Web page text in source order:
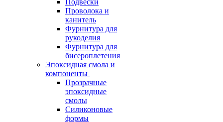
Подвески
Проволока и
канитель
Фурнитура для
рукоделия
Фурнитура для
бисероплетения
Эпоксидная смола и
компоненты
Прозрачные
эпоксидные
смолы
Силиконовые
формы